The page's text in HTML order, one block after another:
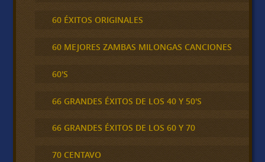
60 ÉXITOS ORIGINALES
60 MEJORES ZAMBAS MILONGAS CANCIONES
60'S
66 GRANDES ÉXITOS DE LOS 40 Y 50'S
66 GRANDES ÉXITOS DE LOS 60 Y 70
70 CENTAVO